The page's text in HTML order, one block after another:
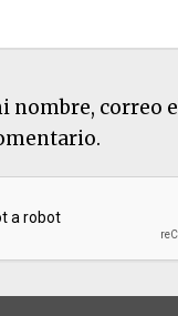
nombre, correo